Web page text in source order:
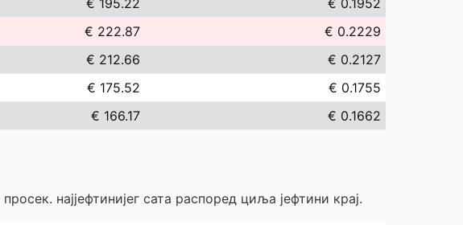
€ 195.22
€ 0.1952
€ 222.87
€ 0.2229
€ 212.66
€ 0.2127
€ 175.52
€ 0.1755
€ 166.17 € 0.1662
најјефтинијег сата распоред циља јефтини крај.